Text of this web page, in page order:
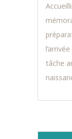
tâche